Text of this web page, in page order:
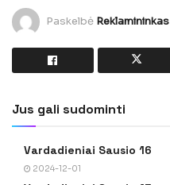
Paskelbė Reklamininkas
Jus gali sudominti
Vardadieniai Sausio 16
2024-12-01